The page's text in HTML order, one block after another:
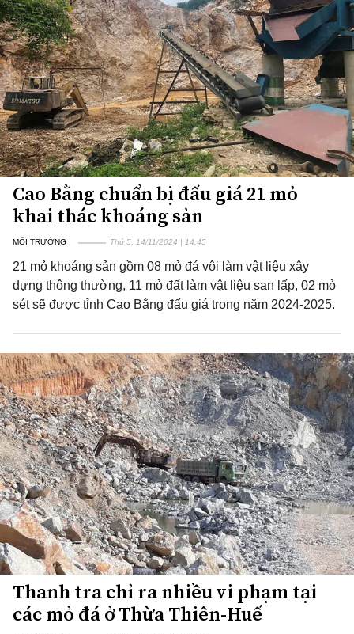
Cao Bằng chuẩn bị đấu giá 21 mỏ
khai thác khoáng sản
MÔI TRƯỜNG Thứ 5, 14/11/2024 | 14:45
21 mỏ khoáng sản gồm 08 mỏ đá vôi làm vật liệu xây
dựng thông thường, 11 mỏ đất làm vật liệu san lấp, 02 mỏ
sét sẽ được tỉnh Cao Bằng đấu giá trong năm 2024-2025.
Thanh tra chỉ ra nhiều vi phạm tại
các mỏ đá ở Thừa Thiên-Huế